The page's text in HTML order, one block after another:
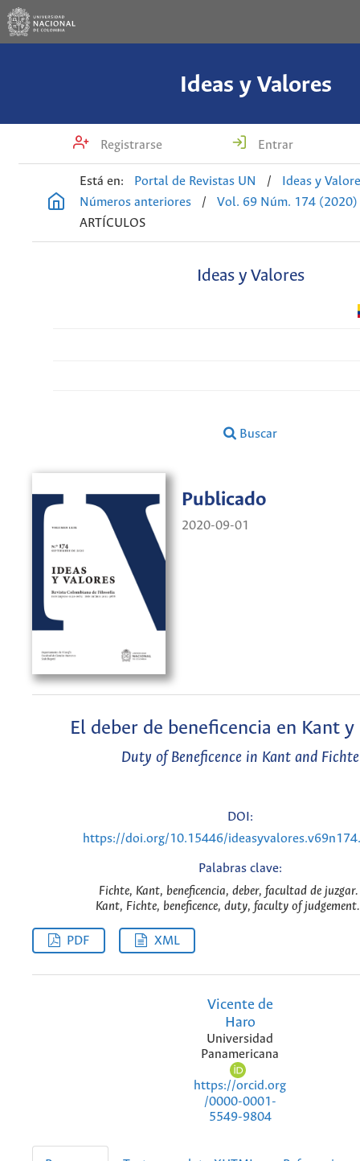
Ideas y Valores
Registrarse Entrar
Está en: Portal de Revistas UN /
Ideas y
Números anteriores
/
Vol. 69 Núm. 174 (2020)
ARTÍCULOS
Ideas y Valores
Buscar
Publicado
2020-09-01
El deber de beneficencia en Kant
Duty of Beneficence in Kant and Fichte
DOI:
https://doi.org/10.15446/
Palabras clave:
Fichte, Kant, beneficencia, deber, facultad de
Kant, Fichte, beneficence, duty, faculty of
PDF XML
Vicente de
Haro
Universidad
Panamericana
https://orcid.org
/0000-0001-
5549-9804